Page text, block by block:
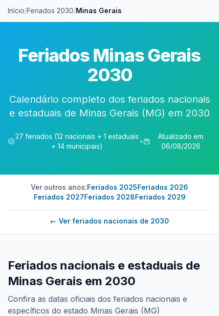
Início/Feriados 2030/Minas Gerais
Feriados Minas Gerais
2030
Calendário completo dos feriados nacionais
e estaduais de Minas Gerais (MG) em 2030
27 feriados (12 nacionais + 1 estaduais
+ 14 municipais)
•
Atualizado em
06/08/2026
Ver outros anos:Feriados 2025Feriados 2026
Feriados 2027Feriados 2028Feriados 2029
← Ver feriados nacionais de 2030
Feriados nacionais e estaduais de
Minas Gerais em 2030
Confira as datas oficiais dos feriados nacionais e
específicos do estado Minas Gerais (MG)